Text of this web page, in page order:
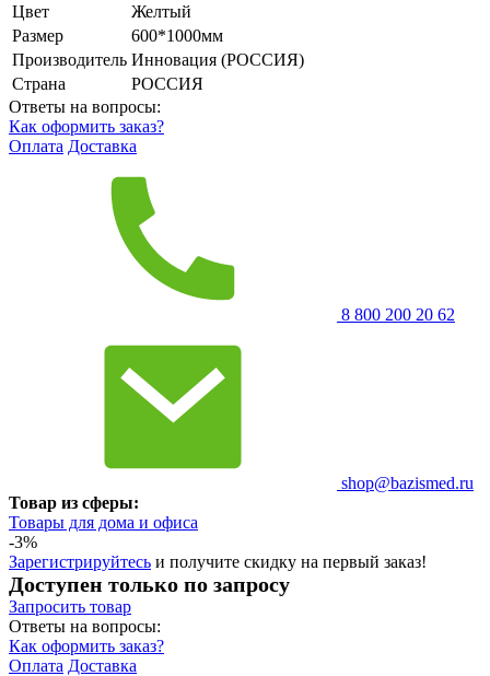
Цвет
Желтый
Размер
600*1000мм
Производитель Инновация (РОССИЯ)
Страна
РОССИЯ
Ответы на вопросы:
Как оформить заказ?
Оплата Доставка
8 800 200 20 62
shop@bazismed.ru
Товар из сферы:
Товары для дома и офиса
-3%
Зарегистрируйтесь и получите скидку на первый заказ!
Доступен только по запросу
Запросить товар
Ответы на вопросы:
Как оформить заказ?
Оплата Доставка